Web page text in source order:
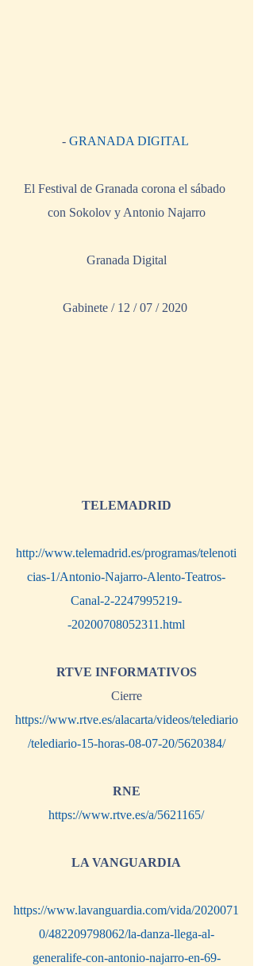
- GRANADA DIGITAL
El Festival de Granada corona el sábado
con Sokolov y Antonio Najarro
Granada Digital
Gabinete / 12 / 07 / 2020
TELEMADRID
http://www.telemadrid.es/programas/telenoti
cias-1/Antonio-Najarro-Alento-Teatros-
Canal-2-2247995219-
-20200708052311.html
RTVE INFORMATIVOS
Cierre
https://www.rtve.es/alacarta/videos/telediario
/telediario-15-horas-08-07-20/5620384/
RNE
https://www.rtve.es/a/5621165/
LA VANGUARDIA
https://www.lavanguardia.com/vida/2020071
0/482209798062/la-danza-llega-al-
generalife-con-antonio-najarro-en-69-